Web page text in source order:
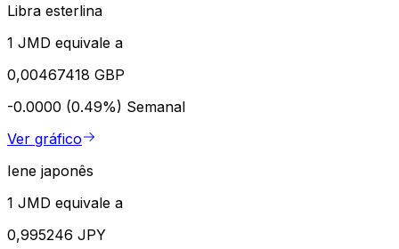
Libra esterlina
1 JMD equivale a
0,00467418 GBP
-0.0000 (0.49%) Semanal
Ver gráfico
Iene japonês
1 JMD equivale a
0,995246 JPY